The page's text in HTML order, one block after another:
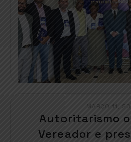
MARÇO 11,
Autoritarismo
Vereador e